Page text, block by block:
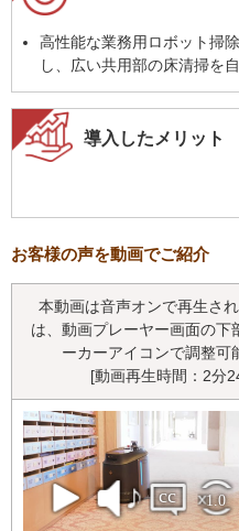
高性能な業務用ロボット掃
し、広い共用部の床清掃を
導入したメリット
お客様の声を動画でご紹介
本動画は音声オンで再生さ
は、動画プレーヤー画面の下
ーカーアイコンで調整可
[動画再生時間：2分